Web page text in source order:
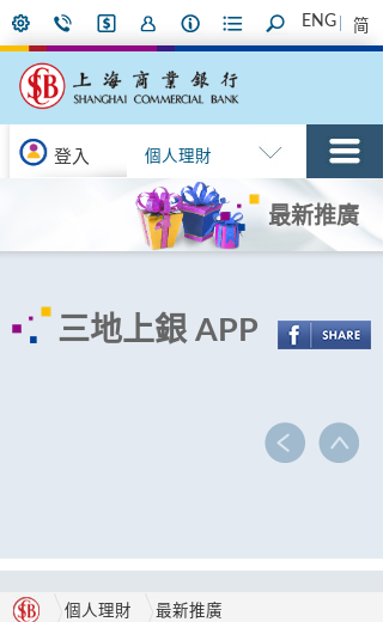
ENG 简
登入 個人理財
最新推廣
三地上銀 APP
個人理財 最新推廣